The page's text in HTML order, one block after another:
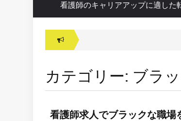
看護師のキャリアアップに適した
カテゴリー: ブラ
看護師求人でブラックな職場